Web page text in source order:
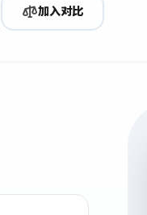
加入对比